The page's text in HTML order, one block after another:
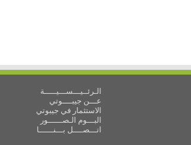
الـرئــيـــســـيـــــة
عـــن جيبــــوتي
الاستثمار في جيبوتي
البـــوم الـصــــــور
اتـــصــــل بـــنــــــا